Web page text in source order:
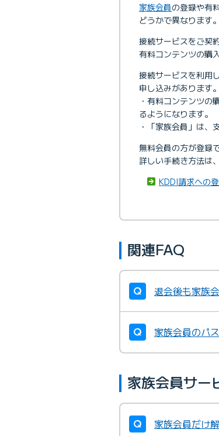
家族会員の登録や有
どうかで異なります。
接続サービスをご契
有料コンテンツの購
接続サービスを利用
申し込みがあります。
・有料コンテンツの
るようになります。
・「家族会員」は、
無料会員の方が登録
詳しい手続き方法は
KDDI請求への
関連FAQ
退会後も家族
家族会員のパ
家族会員サー
家族会員だけ